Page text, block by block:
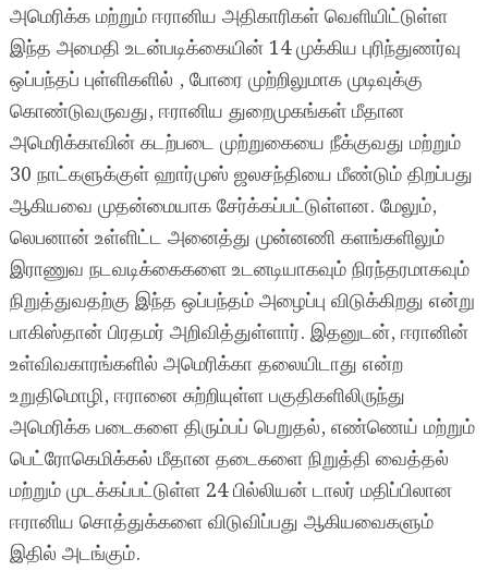
அமெரிக்க மற்றும் ஈரானிய அதிகாரிகள் வெளியிட்டுள்ள
இந்த அமைதி உடன்படிக்கையின் 14 முக்கிய புரிந்துணர்வு
ஒப்பந்தப் புள்ளிகளில் , போரை முற்றிலுமாக முடிவுக்கு
கொண்டுவருவது, ஈரானிய துறைமுகங்கள் மீதான
அமெரிக்காவின் கடற்படை முற்றுகையை நீக்குவது மற்றும்
30 நாட்களுக்குள் ஹார்முஸ் ஜலசந்தியை மீண்டும் திறப்பது
ஆகியவை முதன்மையாக சேர்க்கப்பட்டுள்ளன. மேலும்,
லெபனான் உள்ளிட்ட அனைத்து முன்னணி களங்களிலும்
இராணுவ நடவடிக்கைகளை உடனடியாகவும் நிரந்தரமாகவும்
நிறுத்துவதற்கு இந்த ஒப்பந்தம் அழைப்பு விடுக்கிறது என்று
பாகிஸ்தான் பிரதமர் அறிவித்துள்ளார். இதனுடன், ஈரானின்
உள்விவகாரங்களில் அமெரிக்கா தலையிடாது என்ற
உறுதிமொழி, ஈரானை சுற்றியுள்ள பகுதிகளிலிருந்து
அமெரிக்க படைகளை திரும்பப் பெறுதல், எண்ணெய் மற்றும்
பெட்ரோகெமிக்கல் மீதான தடைகளை நிறுத்தி வைத்தல்
மற்றும் முடக்கப்பட்டுள்ள 24 பில்லியன் டாலர் மதிப்பிலான
ஈரானிய சொத்துக்களை விடுவிப்பது ஆகியவைகளும்
இதில் அடங்கும்.